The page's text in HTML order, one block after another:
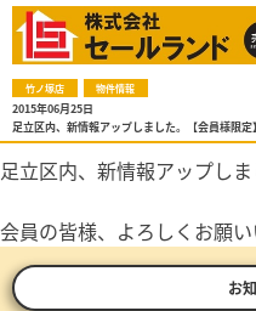
竹ノ塚店 物件情報
2015年06月25日
足立区内、新情報アップしました。【会員様限定】
足立区内、新情報アップしま
会員の皆様、よろしくお願い
お